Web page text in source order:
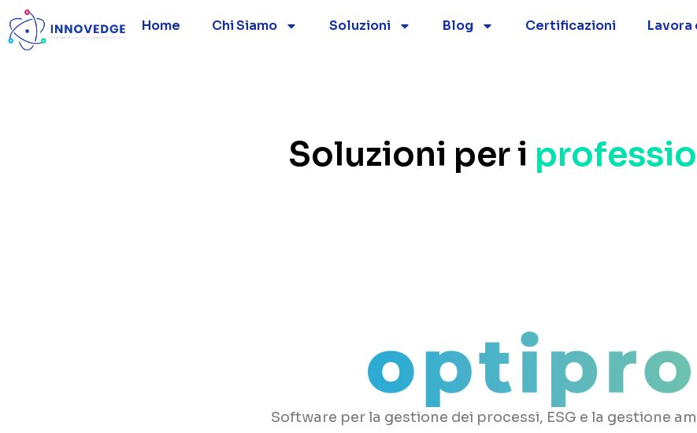
Home Chi Siamo Soluzioni Blog Certificazioni Lavora
Soluzioni per i
Software per la gestione dei processi, ESG e la gestione